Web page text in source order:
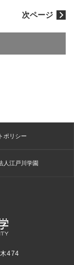
次ページ
ポリシー
人江戸川学園
474